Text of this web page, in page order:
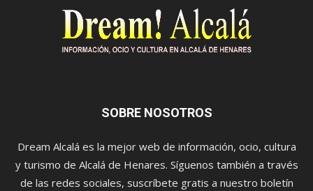
SOBRE NOSOTROS
Dream Alcalá es la mejor web de información, ocio, cultura
y turismo de Alcalá de Henares. Síguenos también a través
de las redes sociales, suscríbete gratis a nuestro boletín